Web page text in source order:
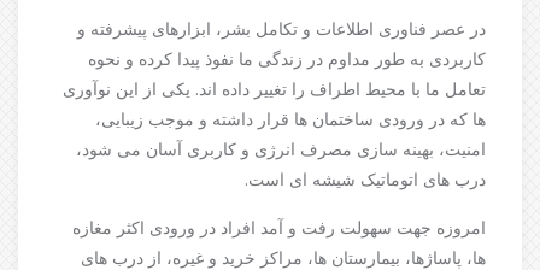
در عصر فناوری اطلاعات و تکامل بشر، ابزارهای پیشرفته و
کاربردی به طور مداوم در زندگی ما نفوذ پیدا کرده و نحوه
تعامل ما با محیط اطراف را تغییر داده اند. یکی از این نوآوری
ها که در ورودی ساختمان ها قرار داشته و موجب زیبایی،
امنیت، بهینه سازی مصرف انرژی و کاربری آسان می شود،
درب های اتوماتیک شیشه ای است.
امروزه جهت سهولت رفت و آمد افراد در ورودی اکثر مغازه
ها، پاساژها، بیمارستان ها، مراکز خرید و غیره، از درب های